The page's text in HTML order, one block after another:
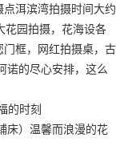
洱滨湾拍摄时间大约
花园拍摄，花海设各
框，网红拍摄桌，古
诺的尽心安排，这么
的时刻
床）温馨而浪漫的花